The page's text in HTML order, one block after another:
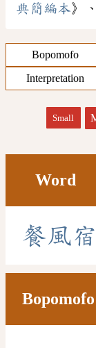
典簡編本》
Bopomofo
Interpretation
Small
Word
餐風宿
Bopomofo